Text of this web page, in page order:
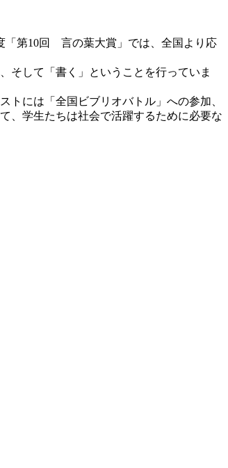
「第10回 言の葉大賞」では、全国より応
そして「書く」ということを行っていま
には「全国ビブリオバトル」への参加、
、学生たちは社会で活躍するために必要な